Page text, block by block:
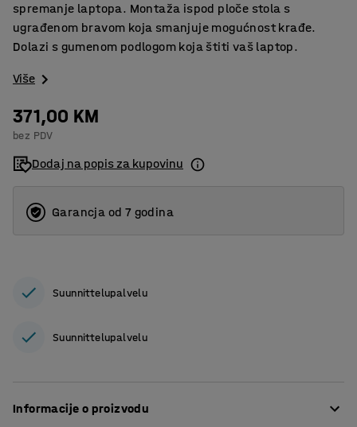
spremanje laptopa. Montaža ispod ploče stola s
ugrađenom bravom koja smanjuje mogućnost krađe.
Dolazi s gumenom podlogom koja štiti vaš laptop.
Više
371,00 KM
bez PDV
Dodaj na popis za kupovinu
Garancja od 7 godina
Suunnittelupalvelu
Suunnittelupalvelu
Informacije o proizvodu